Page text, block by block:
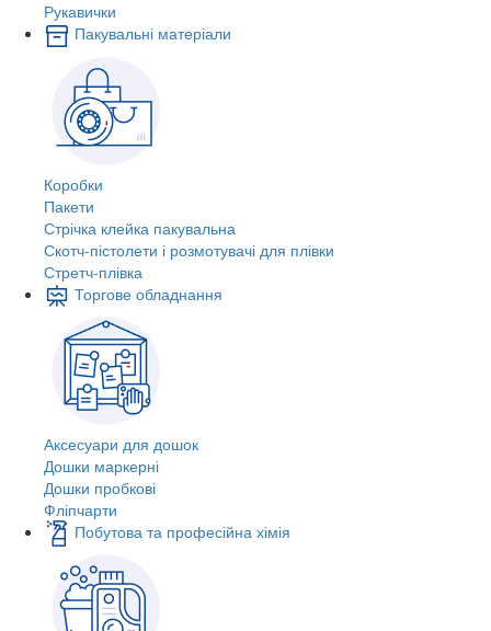
Рукавички
Пакувальні матеріали
Коробки
Пакети
Стрічка клейка пакувальна
Скотч-пістолети і розмотувачі для плівки
Стретч-плівка
Торгове обладнання
Аксесуари для дошок
Дошки маркерні
Дошки пробкові
Фліпчарти
Побутова та професійна хімія